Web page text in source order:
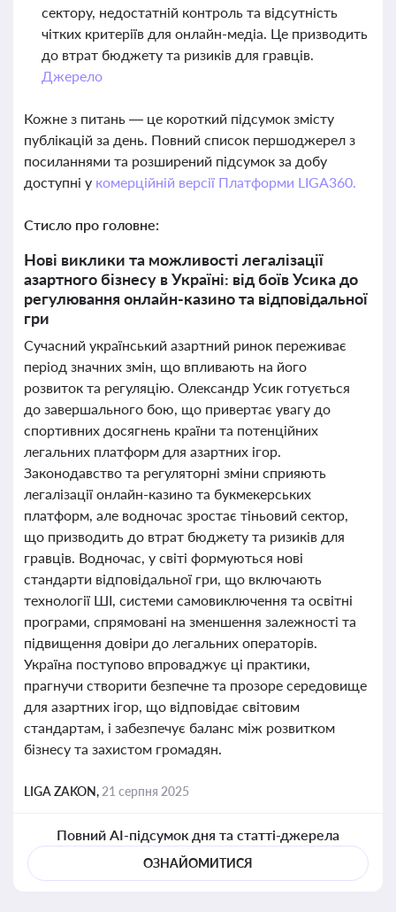
сектору, недостатній контроль та відсутність
чітких критеріїв для онлайн-медіа. Це призводить
до втрат бюджету та ризиків для гравців.
Джерело
Кожне з питань — це короткий підсумок змісту
публікацій за день. Повний список першоджерел з
посиланнями та розширений підсумок за добу
доступні у комерційній версії Платформи LIGA360.
Стисло про головне:
Нові виклики та можливості легалізації
азартного бізнесу в Україні: від боїв Усика до
регулювання онлайн-казино та відповідальної
гри
Сучасний український азартний ринок переживає
період значних змін, що впливають на його
розвиток та регуляцію. Олександр Усик готується
до завершального бою, що привертає увагу до
спортивних досягнень країни та потенційних
легальних платформ для азартних ігор.
Законодавство та регуляторні зміни сприяють
легалізації онлайн-казино та букмекерських
платформ, але водночас зростає тіньовий сектор,
що призводить до втрат бюджету та ризиків для
гравців. Водночас, у світі формуються нові
стандарти відповідальної гри, що включають
технології ШІ, системи самовиключення та освітні
програми, спрямовані на зменшення залежності та
підвищення довіри до легальних операторів.
Україна поступово впроваджує ці практики,
прагнучи створити безпечне та прозоре середовище
для азартних ігор, що відповідає світовим
стандартам, і забезпечує баланс між розвитком
бізнесу та захистом громадян.
LIGA ZAKON, 21 серпня 2025
Повний AI-підсумок дня та статті-джерела
ОЗНАЙОМИТИСЯ